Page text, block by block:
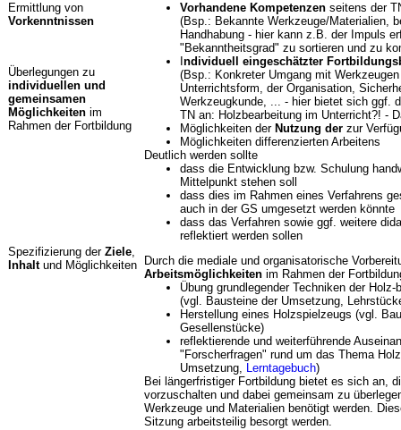
Ermittlung von
Vorkenntnissen
Überlegungen zu
individuellen und
gemeinsamen
Möglichkeiten im
Rahmen der Fortbildung
Spezifizierung der Ziele,
Inhaltund Möglichkeiten
Vorhandene Kompetenzen seitens der
(Bsp.: Bekannte Werkzeuge/Materialien,
Handhabung - hier kann z.B. der Impuls
"Bekanntheitsgrad" zu sortieren und zu
ndividuell eingeschätzter
(Bsp.: Konkreter Umgang mit
Unterrichtsform, der Organisation,
Werkzeugkunde, ... - hier bietet sich ggf.
TN an: Holzbearbeitung im Unterricht?! -
Möglichkeiten der Nutzung der zur
Möglichkeiten differenzierten Arbeitens
Deutlich werden sollte
dass die Entwicklung bzw. Schulung
Mittelpunkt stehen soll
dass dies im Rahmen eines Verfahrens
auch in der GS umgesetzt werden könnte
dass das Verfahren sowie ggf. weitere
reflektiert werden sollen
Durch die mediale und organisatorische
Arbeitsmöglichkeiten im Rahmen der
Übung grundlegender Techniken der
(vgl. Bausteine der Umsetzung,
Herstellung eines Holzspielzeugs (vgl.
Gesellenstücke)
reflektierende und weiterführende
"Forscherfragen" rund um das Thema
Umsetzung, Lerntagebuch)
Bei längerfristiger Fortbildung bietet es sich an,
vorzuschalten und dabei gemeinsam zu
Werkzeuge und Materialien benötigt werden.
Sitzung arbeitsteilig besorgt werden.